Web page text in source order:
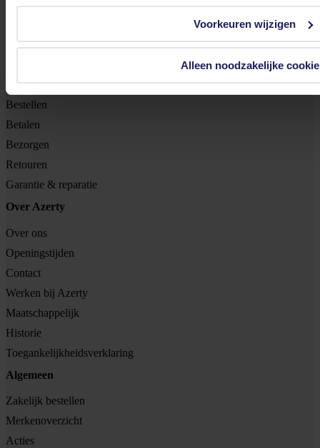
Voorkeuren wijzigen
Alleen noodzakelijke
8102 HG Raalte
Klantenservice
Bestellen
Betalen
Bezorgen
Retouren
Garantie & reparatie
Over Azerty
Over ons
Openingstijden
Contact
Werken bij Azerty
Maatschappelijk
Historie
Toegankelijkheidsverklaring
Algemeen
Zakelijk bestellen
Merkenoverzicht
Acties